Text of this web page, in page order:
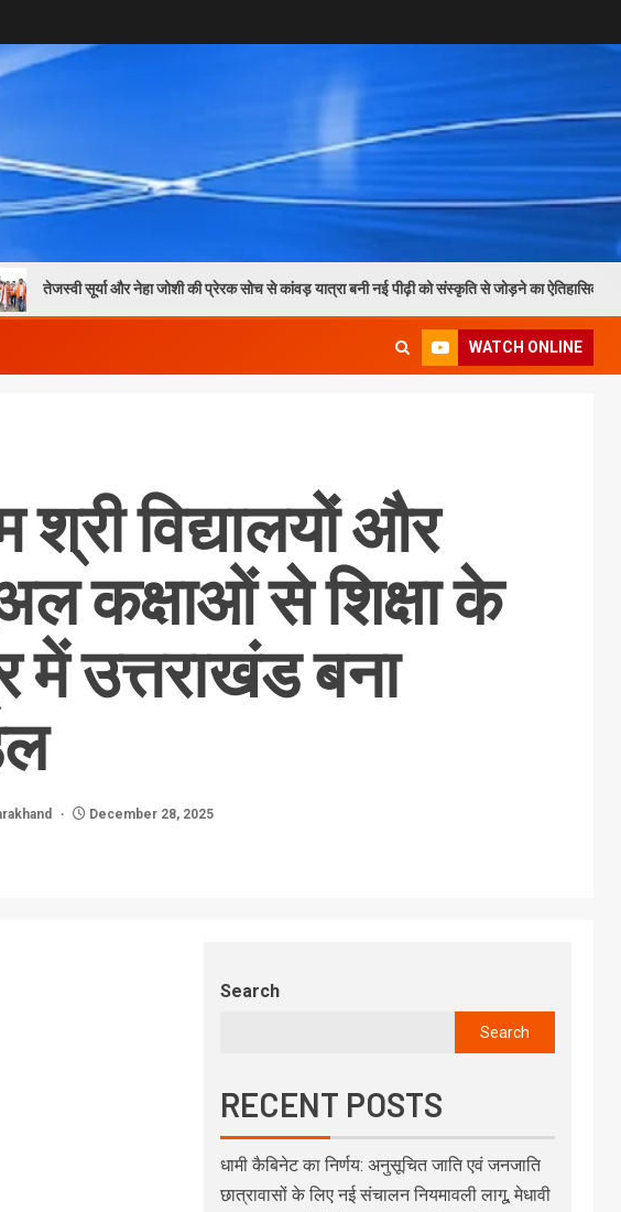
और नेहा जोशी की प्रेरक सोच से कांवड़ यात्रा बनी नई पीढ़ी को संस्कृति से जोड़ने का ऐतिहासिक माध्यम
WATCH ONLINE
श्री विद्यालयों और
कक्षाओं से शिक्षा के
में उत्तराखंड बना
December 28, 2025
Search
Search
RECENT POSTS
धामी कैबिनेट का निर्णय: अनुसूचित जाति एवं जनजाति
छात्रावासों के लिए नई संचालन नियमावली लागू, मेधावी